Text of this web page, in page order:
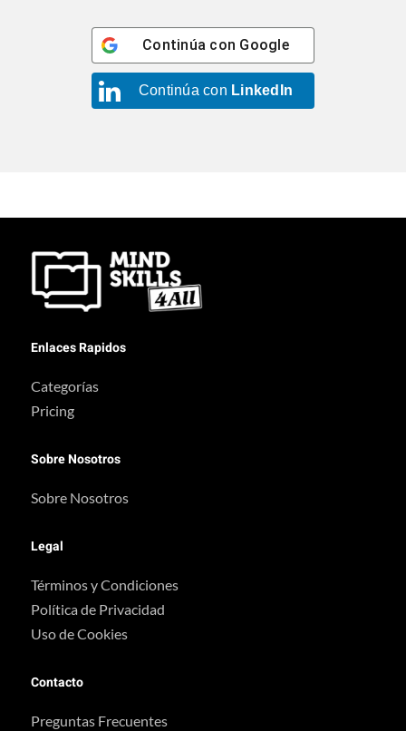
Continúa con Google
Continúa con LinkedIn
Enlaces Rapidos
Categorías
Pricing
Sobre Nosotros
Sobre Nosotros
Legal
Términos y Condiciones
Política de Privacidad
Uso de Cookies
Contacto
Preguntas Frecuentes